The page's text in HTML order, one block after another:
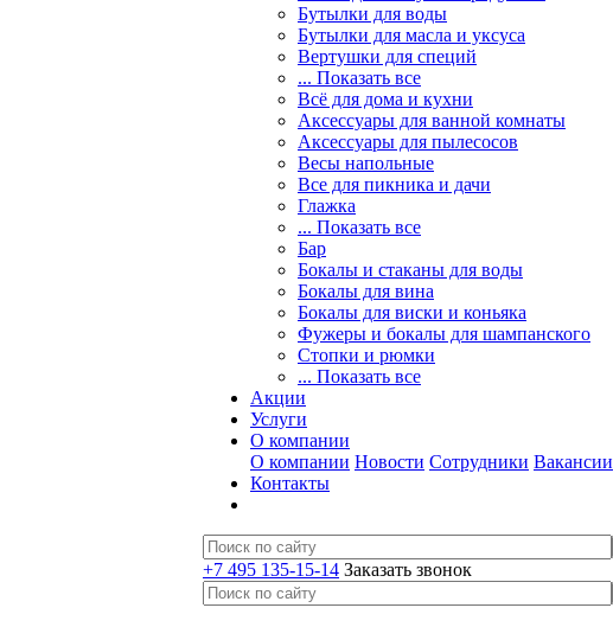
Бутылки для воды
Бутылки для масла и уксуса
Вертушки для специй
... Показать все
Всё для дома и кухни
Аксессуары для ванной комнаты
Аксессуары для пылесосов
Весы напольные
Все для пикника и дачи
Глажка
... Показать все
Бар
Бокалы и стаканы для воды
Бокалы для вина
Бокалы для виски и коньяка
Фужеры и бокалы для шампанского
Стопки и рюмки
... Показать все
Акции
Услуги
О компании
О компании Новости Сотрудники Вакансии
Контакты
+7 495 135-15-14 Заказать звонок